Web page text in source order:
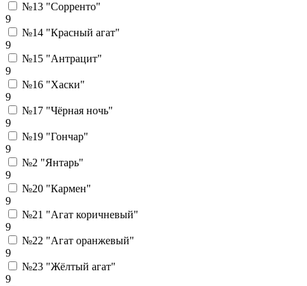
№13 "Сорренто"
9
№14 "Красный агат"
9
№15 "Антрацит"
9
№16 "Хаски"
9
№17 "Чёрная ночь"
9
№19 "Гончар"
9
№2 "Янтарь"
9
№20 "Кармен"
9
№21 "Агат коричневый"
9
№22 "Агат оранжевый"
9
№23 "Жёлтый агат"
9